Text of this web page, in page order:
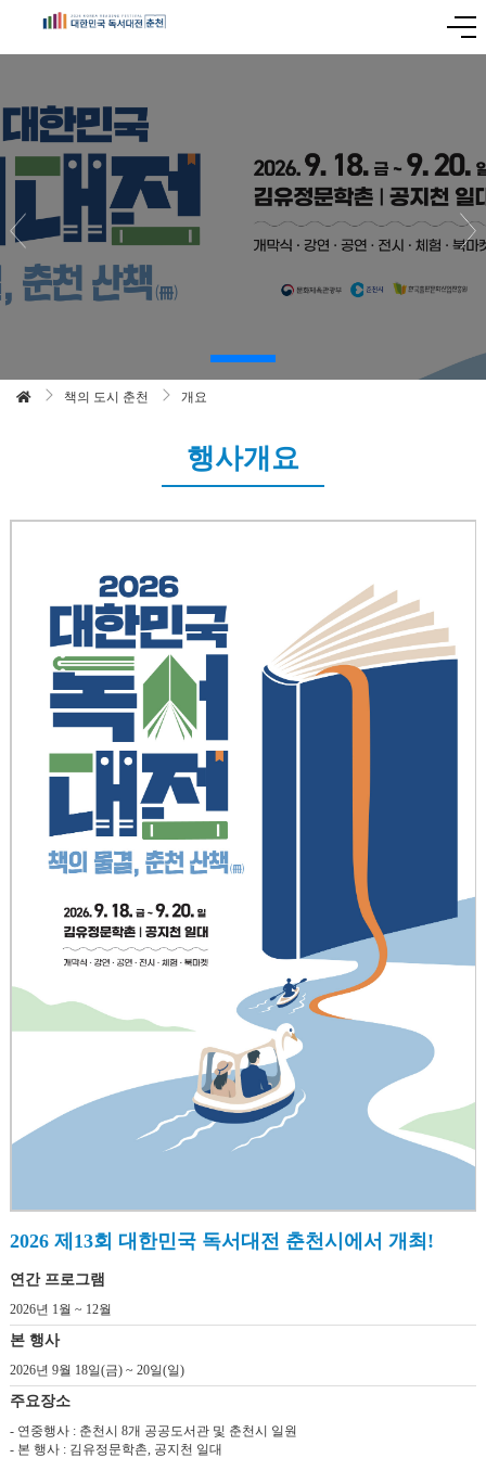
책의 도시 춘천 개요
행사개요
2026 제13회 대한민국 독서대전 춘천시에서 개최!
연간 프로그램
2026년 1월 ~ 12월
본 행사
2026년 9월 18일(금) ~ 20일(일)
주요장소
- 연중행사 : 춘천시 8개 공공도서관 및 춘천시 일원
- 본 행사 : 김유정문학촌, 공지천 일대